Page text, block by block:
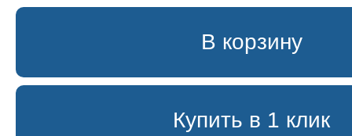
В корзину
Купить в 1 клик